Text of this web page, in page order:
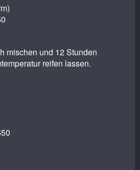
mischen und 12 Stunden
reifen lassen.